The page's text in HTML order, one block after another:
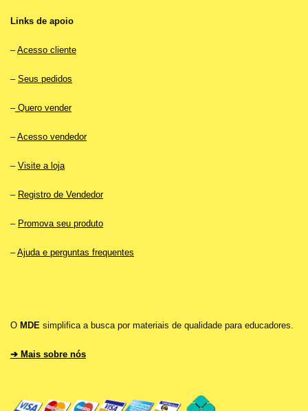
Links de apoio
–Acesso cliente
– Seus pedidos
–Quero vender
–Acesso vendedor
– Visite a loja
– Registro de Vendedor
– Promova seu produto
–Ajuda e perguntas frequentes
O MDE simplifica a busca por materiais de qualidade para educadores.
➔ Mais sobre nós